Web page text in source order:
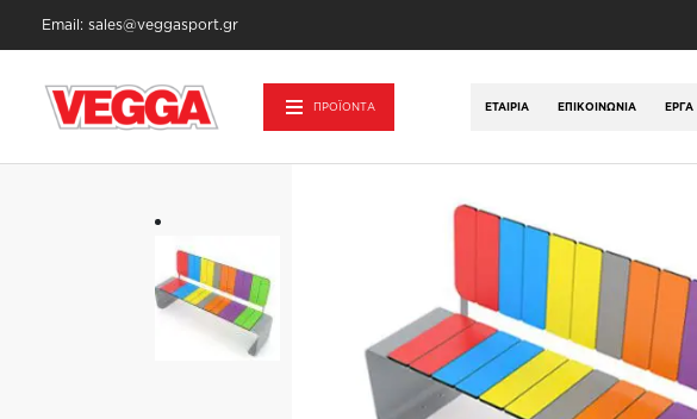
Email: sales@veggasport.gr
ΠΡΟΪΟΝΤΑ ΕΤΑΙΡΊΑ ΕΠΙΚΟΙΝΩΝΊΑ ΕΡΓΑ